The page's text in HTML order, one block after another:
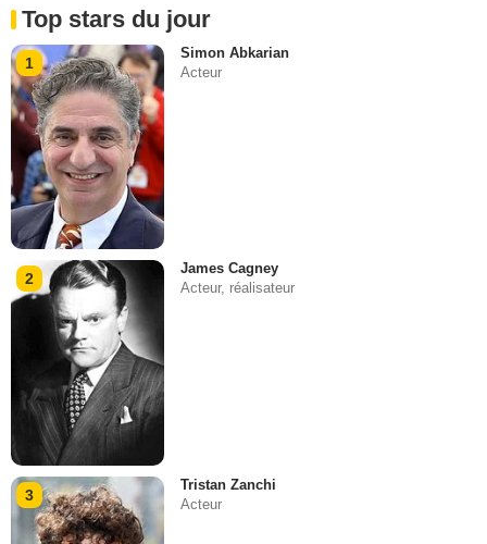
Top stars du jour
1
Simon Abkarian
Acteur
2
James Cagney
Acteur, réalisateur
3
Tristan Zanchi
Acteur